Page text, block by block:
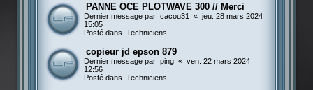
PANNE OCE PLOTWAVE 300 // Merci
Dernier message par cacou31 « jeu. 28 mars 2024
15:05
Posté dans Techniciens
copieur jd epson 879
Dernier message par ping « ven. 22 mars 2024
12:56
Posté dans Techniciens